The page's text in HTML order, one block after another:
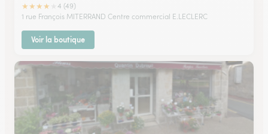
★★★★
4 (49)
1 rue François MITERRAND Centre commercial E.LECLERC
Voir la boutique